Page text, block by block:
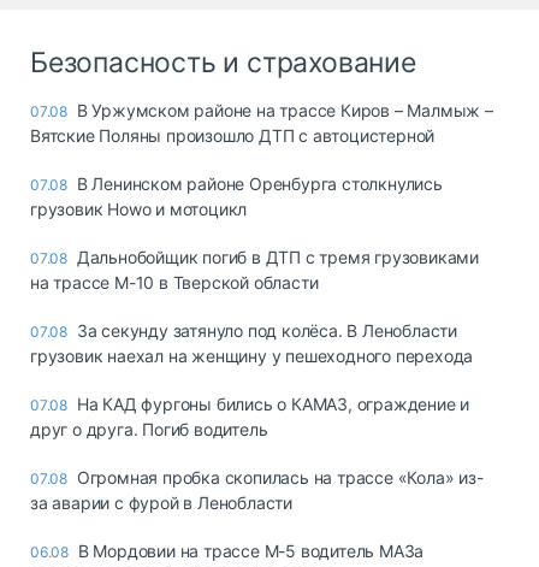
Безопасность и страхование
07.08 В Уржумском районе на трассе Киров – Малмыж –
Вятские Поляны произошло ДТП с автоцистерной
07.08 В Ленинском районе Оренбурга столкнулись
грузовик Howo и мотоцикл
07.08 Дальнобойщик погиб в ДТП с тремя грузовиками
на трассе М-10 в Тверской области
07.08 За секунду затянуло под колёса. В Ленобласти
грузовик наехал на женщину у пешеходного перехода
07.08 На КАД фургоны бились о КАМАЗ, ограждение и
друг о друга. Погиб водитель
07.08 Огромная пробка скопилась на трассе «Кола» из-
за аварии с фурой в Ленобласти
06.08 В Мордовии на трассе М-5 водитель МАЗа